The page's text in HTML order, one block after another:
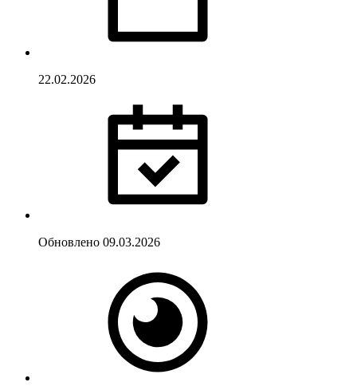
22.02.2026
Обновлено 09.03.2026